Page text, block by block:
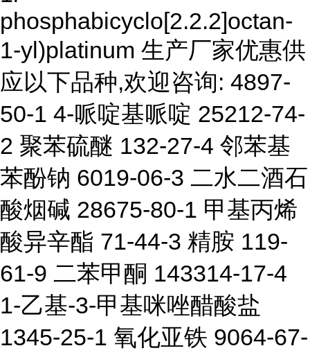
phosphabicyclo[2.2.2]octan-
1-yl)platinum 生产厂家优惠供
应以下品种,欢迎咨询: 4897-
50-1 4-哌啶基哌啶 25212-74-
2 聚苯硫醚 132-27-4 邻苯基
苯酚钠 6019-06-3 二水二酒石
酸烟碱 28675-80-1 甲基丙烯
酸异辛酯 71-44-3 精胺 119-
61-9 二苯甲酮 143314-17-4
1-乙基-3-甲基咪唑醋酸盐
1345-25-1 氧化亚铁 9064-67-